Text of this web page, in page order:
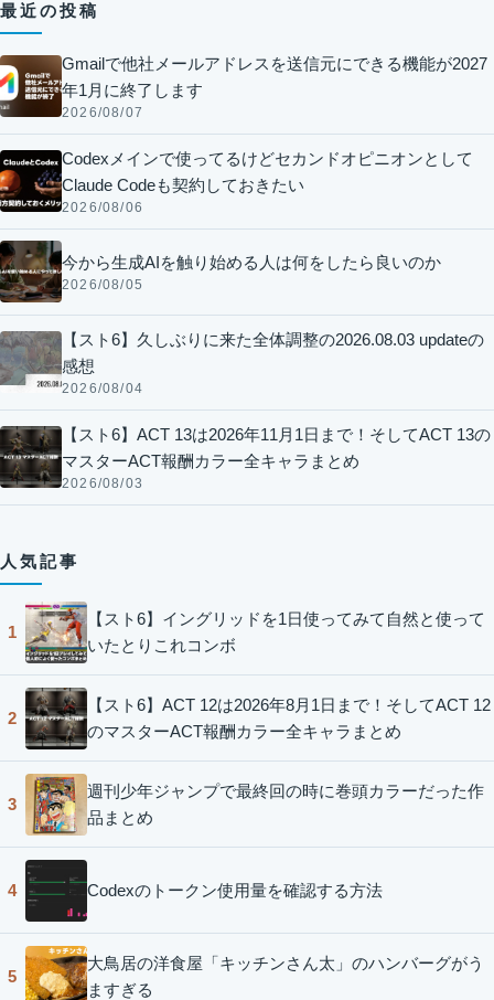
最近の投稿
Gmailで他社メールアドレスを送信元にできる機能が2027
年1月に終了します
2026/08/07
Codexメインで使ってるけどセカンドオピニオンとして
Claude Codeも契約しておきたい
2026/08/06
今から生成AIを触り始める人は何をしたら良いのか
2026/08/05
【スト6】久しぶりに来た全体調整の2026.08.03 updateの
感想
2026/08/04
【スト6】ACT 13は2026年11月1日まで！そしてACT 13の
マスターACT報酬カラー全キャラまとめ
2026/08/03
人気記事
1
【スト6】イングリッドを1日使ってみて自然と使って
いたとりこれコンボ
2
【スト6】ACT 12は2026年8月1日まで！そしてACT 12
のマスターACT報酬カラー全キャラまとめ
3
週刊少年ジャンプで最終回の時に巻頭カラーだった作
品まとめ
4 Codexのトークン使用量を確認する方法
5
大鳥居の洋食屋「キッチンさん太」のハンバーグがう
ますぎる